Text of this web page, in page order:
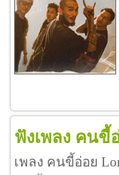
ฟังเพลง คนขี้
เพลง คนขี้อ่อย